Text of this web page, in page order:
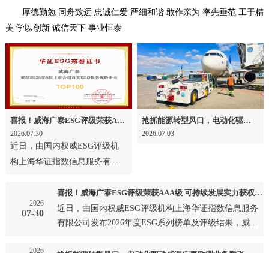
厚德勤勉 同舟致远 忠诚仁爱 严细和谐 敢作亲为 率先垂范 工于精
美 学以创新 诚信天下 事业恒泰
喜报！威海广泰ESG评级荣获AAA级 可持续发展实力获权威认可
2026.07.30
近日，由国内权威ESG评级机
构上海华证指数信息服务有限
单及评级结果，威海广泰成
功…
抢抓能源转型风口，电动化驱动威海广泰欧洲业务腾飞
2026.07.03
2026
07-30
喜报！威海广泰ESG评级荣获AAA级 可持续发展实力获权威认可
近日，由国内权威ESG评级机构上海华证指数信息服务
有限公司发布2026年度ESG系列榜单及评级结果，威海
2026